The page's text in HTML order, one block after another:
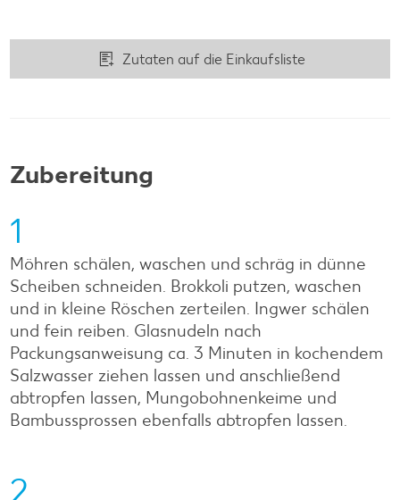
Zutaten auf die Einkaufsliste
Zubereitung
1
Möhren schälen, waschen und schräg in dünne
Scheiben schneiden. Brokkoli putzen, waschen
und in kleine Röschen zerteilen. Ingwer schälen
und fein reiben. Glasnudeln nach
Packungsanweisung ca. 3 Minuten in kochendem
Salzwasser ziehen lassen und anschließend
abtropfen lassen, Mungobohnenkeime und
Bambussprossen ebenfalls abtropfen lassen.
2